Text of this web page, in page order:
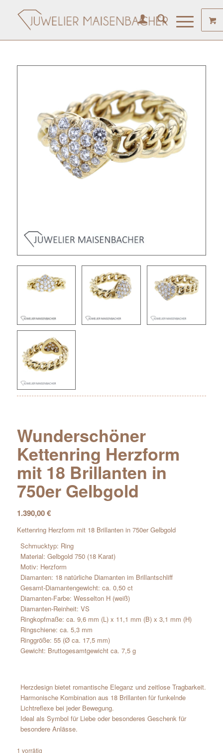
Wunderschöner
Kettenring Herzform
mit 18 Brillanten in
750er Gelbgold
1.390,00€
Kettenring Herzform mit 18 Brillanten in 750er Gelbgold
Schmucktyp: Ring
Material: Gelbgold 750 (18 Karat)
Motiv: Herzform
Diamanten: 18 natürliche Diamanten im Brillantschliff
Gesamt-Diamantengewicht: ca. 0,50 ct
Diamanten-Farbe: Wesselton H (weiß)
Diamanten-Reinheit: VS
Ringkopfmaße: ca. 9,6 mm (L) x 11,1 mm (B) x 3,1 mm (H)
Ringschiene: ca. 5,3 mm
Ringgröße: 55 (Ø ca. 17,5 mm)
Gewicht: Bruttogesamtgewicht ca. 7,5 g
Herzdesign bietet romantische Eleganz und zeitlose Tragbarkeit.
Harmonische Kombination aus 18 Brillanten für funkelnde
Lichtreflexe bei jeder Bewegung.
Ideal als Symbol für Liebe oder besonderes Geschenk für
besondere Anlässe.
1 vorrätig